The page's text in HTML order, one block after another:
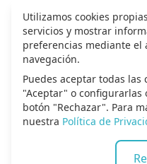
Política de privacidad
Contacto
Escríbenos
© 2026 Alma de
Utilizamos cookies
servicios y mostrar
preferencias mediante el
navegación.
Puedes aceptar todas
"Aceptar" o configurarlas
botón "Rechazar". Para
nuestra Política de